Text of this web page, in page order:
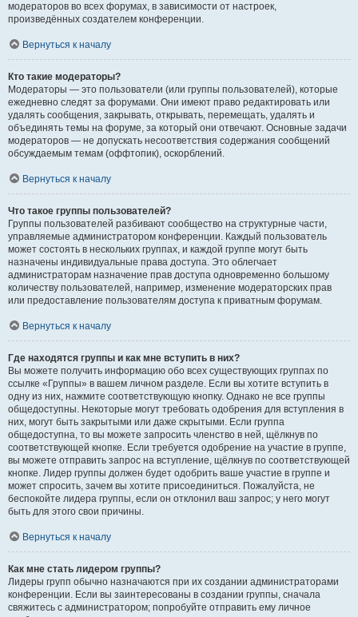
модераторов во всех форумах, в зависимости от настроек,
произведённых создателем конференции.
Вернуться к началу
Кто такие модераторы?
Модераторы — это пользователи (или группы пользователей), которые
ежедневно следят за форумами. Они имеют право редактировать или
удалять сообщения, закрывать, открывать, перемещать, удалять и
объединять темы на форуме, за который они отвечают. Основные задачи
модераторов — не допускать несоответствия содержания сообщений
обсуждаемым темам (оффтопик), оскорблений.
Вернуться к началу
Что такое группы пользователей?
Группы пользователей разбивают сообщество на структурные части,
управляемые администратором конференции. Каждый пользователь
может состоять в нескольких группах, и каждой группе могут быть
назначены индивидуальные права доступа. Это облегчает
администраторам назначение прав доступа одновременно большому
количеству пользователей, например, изменение модераторских прав
или предоставление пользователям доступа к приватным форумам.
Вернуться к началу
Где находятся группы и как мне вступить в них?
Вы можете получить информацию обо всех существующих группах по
ссылке «Группы» в вашем личном разделе. Если вы хотите вступить в
одну из них, нажмите соответствующую кнопку. Однако не все группы
общедоступны. Некоторые могут требовать одобрения для вступления в
них, могут быть закрытыми или даже скрытыми. Если группа
общедоступна, то вы можете запросить членство в ней, щёлкнув по
соответствующей кнопке. Если требуется одобрение на участие в группе,
вы можете отправить запрос на вступление, щёлкнув по соответствующей
кнопке. Лидер группы должен будет одобрить ваше участие в группе и
может спросить, зачем вы хотите присоединиться. Пожалуйста, не
беспокойте лидера группы, если он отклонил ваш запрос; у него могут
быть для этого свои причины.
Вернуться к началу
Как мне стать лидером группы?
Лидеры групп обычно назначаются при их создании администраторами
конференции. Если вы заинтересованы в создании группы, сначала
свяжитесь с администратором; попробуйте отправить ему личное